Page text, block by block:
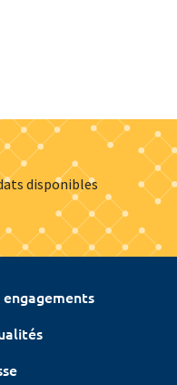
disponibles
engagements